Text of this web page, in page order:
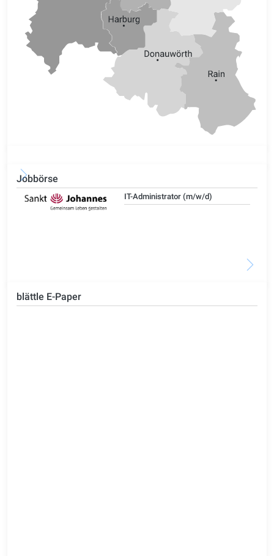
Jobbörse
IT-Administrator (m/w/d)
blättle E-Paper